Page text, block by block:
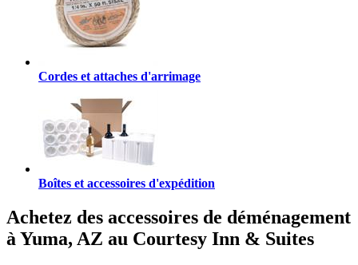
Cordes et attaches d'arrimage
Boîtes et accessoires d'expédition
Achetez des accessoires de déménagement
à Yuma, AZ au Courtesy Inn & Suites